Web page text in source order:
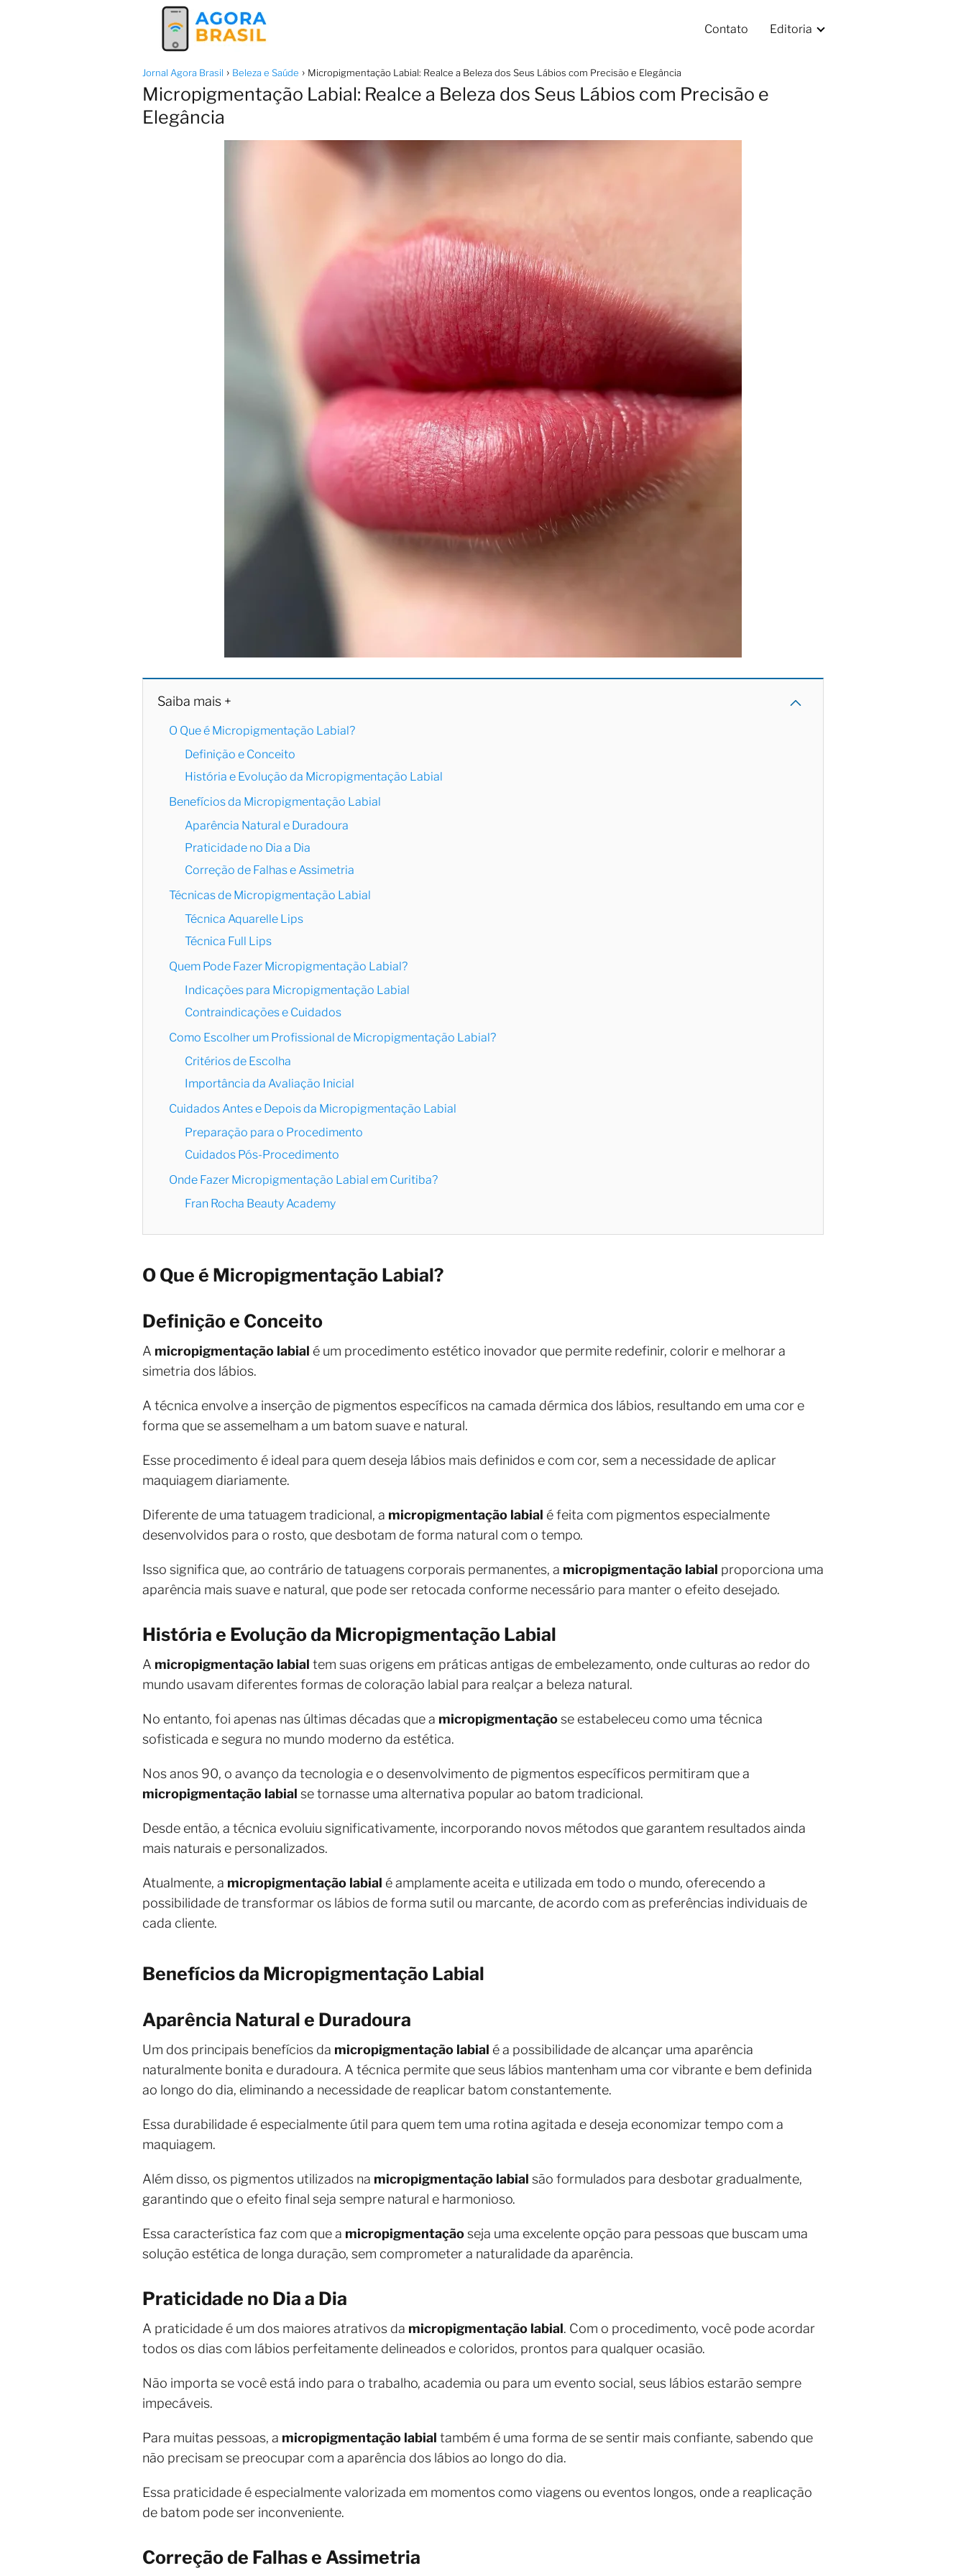
Contato Editoria
Jornal Agora Brasil Beleza e Saúde Micropigmentação Labial: Realce a Beleza dos Seus Lábios com Precisão e Elegância
Micropigmentação Labial: Realce a Beleza dos Seus Lábios com Precisão e
Elegância
Saiba mais +
O Que é Micropigmentação Labial?
Definição e Conceito
História e Evolução da Micropigmentação Labial
Benefícios da Micropigmentação Labial
Aparência Natural e Duradoura
Praticidade no Dia a Dia
Correção de Falhas e Assimetria
Técnicas de Micropigmentação Labial
Técnica Aquarelle Lips
Técnica Full Lips
Quem Pode Fazer Micropigmentação Labial?
Indicações para Micropigmentação Labial
Contraindicações e Cuidados
Como Escolher um Profissional de Micropigmentação Labial?
Critérios de Escolha
Importância da Avaliação Inicial
Cuidados Antes e Depois da Micropigmentação Labial
Preparação para o Procedimento
Cuidados Pós-Procedimento
Onde Fazer Micropigmentação Labial em Curitiba?
Fran Rocha Beauty Academy
O Que é Micropigmentação Labial?
Definição e Conceito
A micropigmentação labial é um procedimento estético inovador que permite redefinir, colorir e melhorar a
simetria dos lábios.
A técnica envolve a inserção de pigmentos específicos na camada dérmica dos lábios, resultando em uma cor e
forma que se assemelham a um batom suave e natural.
Esse procedimento é ideal para quem deseja lábios mais definidos e com cor, sem a necessidade de aplicar
maquiagem diariamente.
Diferente de uma tatuagem tradicional, a micropigmentação labial é feita com pigmentos especialmente
desenvolvidos para o rosto, que desbotam de forma natural com o tempo.
Isso significa que, ao contrário de tatuagens corporais permanentes, a micropigmentação labial proporciona uma
aparência mais suave e natural, que pode ser retocada conforme necessário para manter o efeito desejado.
História e Evolução da Micropigmentação Labial
A micropigmentação labial tem suas origens em práticas antigas de embelezamento, onde culturas ao redor do
mundo usavam diferentes formas de coloração labial para realçar a beleza natural.
No entanto, foi apenas nas últimas décadas que a micropigmentaçãose estabeleceu como uma técnica
sofisticada e segura no mundo moderno da estética.
Nos anos 90, o avanço da tecnologia e o desenvolvimento de pigmentos específicos permitiram que a
micropigmentação labial se tornasse uma alternativa popular ao batom tradicional.
Desde então, a técnica evoluiu significativamente, incorporando novos métodos que garantem resultados ainda
mais naturais e personalizados.
Atualmente, a micropigmentação labial é amplamente aceita e utilizada em todo o mundo, oferecendo a
possibilidade de transformar os lábios de forma sutil ou marcante, de acordo com as preferências individuais de
cada cliente.
Benefícios da Micropigmentação Labial
Aparência Natural e Duradoura
Um dos principais benefícios da micropigmentação labial é a possibilidade de alcançar uma aparência
naturalmente bonita e duradoura. A técnica permite que seus lábios mantenham uma cor vibrante e bem definida
ao longo do dia, eliminando a necessidade de reaplicar batom constantemente.
Essa durabilidade é especialmente útil para quem tem uma rotina agitada e deseja economizar tempo com a
maquiagem.
Além disso, os pigmentos utilizados na micropigmentação labial são formulados para desbotar gradualmente,
garantindo que o efeito final seja sempre natural e harmonioso.
Essa característica faz com que a micropigmentaçãoseja uma excelente opção para pessoas que buscam uma
solução estética de longa duração, sem comprometer a naturalidade da aparência.
Praticidade no Dia a Dia
A praticidade é um dos maiores atrativos da micropigmentação labial. Com o procedimento, você pode acordar
todos os dias com lábios perfeitamente delineados e coloridos, prontos para qualquer ocasião.
Não importa se você está indo para o trabalho, academia ou para um evento social, seus lábios estarão sempre
impecáveis.
Para muitas pessoas, a micropigmentação labial também é uma forma de se sentir mais confiante, sabendo que
não precisam se preocupar com a aparência dos lábios ao longo do dia.
Essa praticidade é especialmente valorizada em momentos como viagens ou eventos longos, onde a reaplicação
de batom pode ser inconveniente.
Correção de Falhas e Assimetria